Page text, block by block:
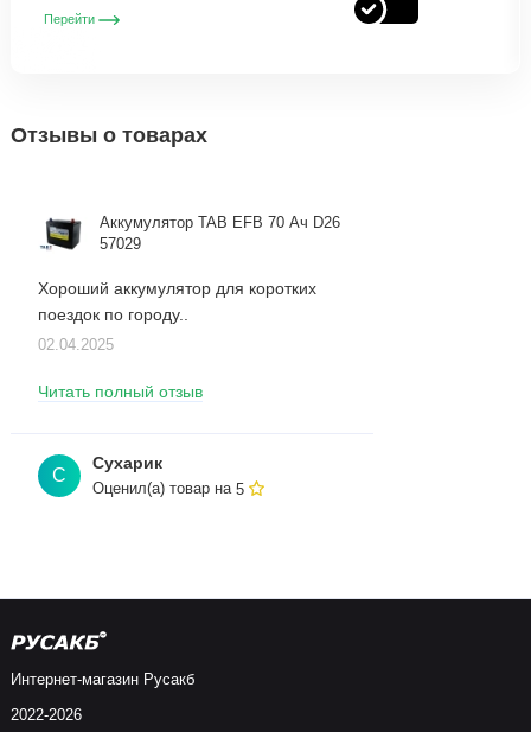
Перейти
Отзывы о товарах
Аккумулятор TAB EFB 70 Ач D26
57029
Хороший аккумулятор для коротких
поездок по городу..
02.04.2025
Читать полный отзыв
С
Сухарик
Оценил(а) товар на5
Интернет-магазин Русакб
2022-2026